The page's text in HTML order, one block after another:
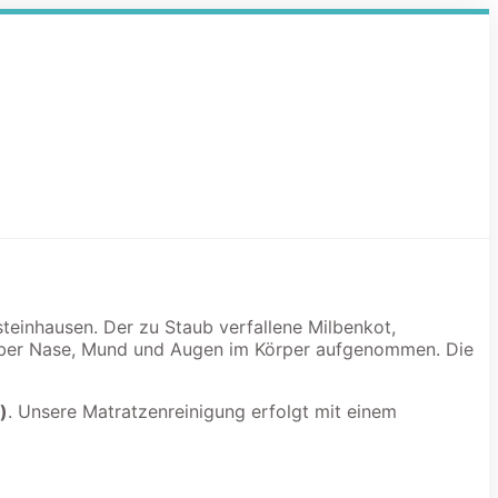
Der zu Staub verfallene Milbenkot,
Nase, Mund und Augen im Körper aufgenommen. Die
. Unsere Matratzenreinigung erfolgt mit einem